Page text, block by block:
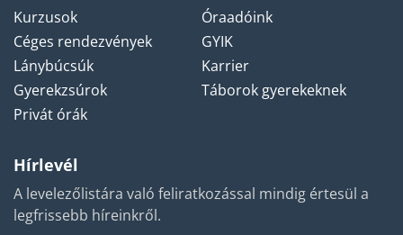
Kurzusok
Óraadóink
Céges rendezvények
GYIK
Lánybúcsúk
Karrier
Gyerekzsúrok
Táborok gyerekeknek
Privát órák
Hírlevél
A levelezőlistára való feliratkozással mindig értesül a
legfrissebb híreinkről.